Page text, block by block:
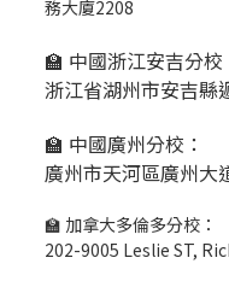
務大廈2208
🏫 中國浙江安吉分校
浙江省湖州市安吉縣
🏫 中國廣州分校：
廣州市天河區廣州大
🏫 加拿大多倫多分校：
202-9005 Leslie ST,